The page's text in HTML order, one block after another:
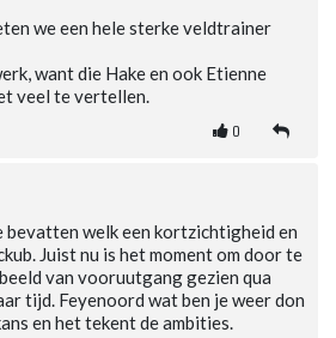
we een hele sterke veldtrainer
want die Hake en ook Etienne
veel te vertellen.
0
welk een kortzichtigheid en
Juist nu is het moment om door te
van vooruutgang gezien qua
tijd. Feyenoord wat ben je weer don
en het tekent de ambities.